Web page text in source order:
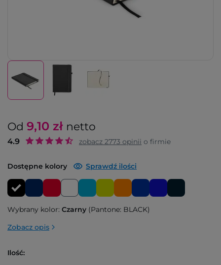
Od 9,10 zł netto
4.9 zobacz 2773 opinii o firmie
Dostępne kolory Sprawdź ilości
Wybrany kolor: Czarny (Pantone: BLACK)
Zobacz opis
Ilość: